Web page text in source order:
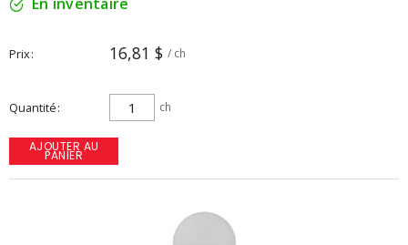
Prix 16,81 $ / ch
Quantité ch
AJOUTER AU
PANIER